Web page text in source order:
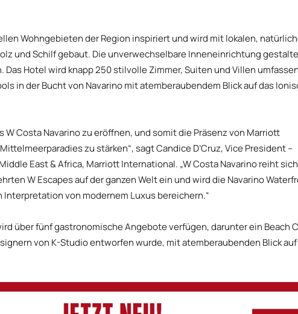
Wohngebieten der Region inspiriert und wird mit lokalen,
und Schilf gebaut. Die unverwechselbare Inneneinrichtung
Das Hotel wird knapp 250 stilvolle Zimmer, Suiten und Villen
in der Bucht von Navarino mit atemberaubendem Blick auf das
W Costa Navarino zu eröffnen, und somit die Präsenz von Marriott
zu stärken“, sagt Candice D’Cruz, Vice President –
East & Africa, Marriott International. „W Costa Navarino reiht
W Escapes auf der ganzen Welt ein und wird die Navarino
Interpretation von modernem Luxus bereichern.“
über fünf gastronomische Angebote verfügen, darunter ein Beach
von K-Studio entworfen wurde, mit atemberaubenden Blick